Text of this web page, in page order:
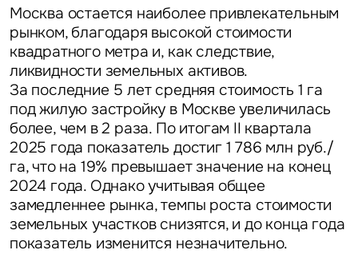
Москва остается наиболее привлекательным
рынком, благодаря высокой стоимости
квадратного метра и, как следствие,
ликвидности земельных активов.
За последние 5 лет средняя стоимость 1 га
под жилую застройку в Москве увеличилась
более, чем в 2 раза. По итогам II квартала
2025 года показатель достиг 1 786 млн руб./
га, что на 19% превышает значение на конец
2024 года. Однако учитывая общее
замедленнее рынка, темпы роста стоимости
земельных участков снизятся, и до конца года
показатель изменится незначительно.
Вопрос
Предложение
Жалоба
Уведомления
Объявление
Это обязательное поле
Это обязательное поле
Это обязательное поле